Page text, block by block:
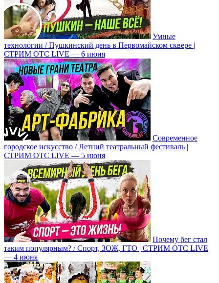
Умные
технологии / Пушкинский день в Первомайском сквере |
СТРИМ ОТС LIVE — 6 июня
Современное
городское искусство / Летний театральный фестиваль |
СТРИМ ОТС LIVE — 5 июня
Почему бег стал
таким популярным? / Спорт, ЗОЖ, ГТО | СТРИМ ОТС LIVE
— 4 июня